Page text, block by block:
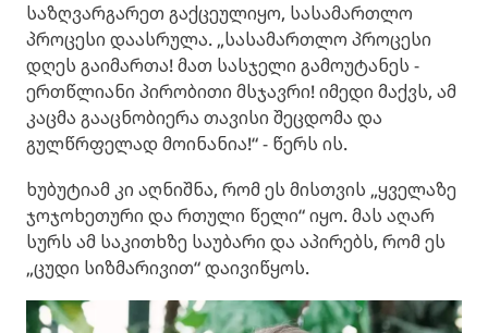
საზღვარგარეთ გაქცეულიყო, სასამართლო
პროცესი დაასრულა. „სასამართლო პროცესი
დღეს გაიმართა! მათ სასჯელი გამოუტანეს -
ერთწლიანი პირობითი მსჯავრი! იმედი მაქვს, ამ
კაცმა გააცნობიერა თავისი შეცდომა და
გულწრფელად მოინანია!“ - წერს ის.
ხუბუტიამ კი აღნიშნა, რომ ეს მისთვის „ყველაზე
ჯოჯოხეთური და რთული წელი“ იყო. მას აღარ
სურს ამ საკითხზე საუბარი და აპირებს, რომ ეს
„ცუდი სიზმარივით“ დაივიწყოს.